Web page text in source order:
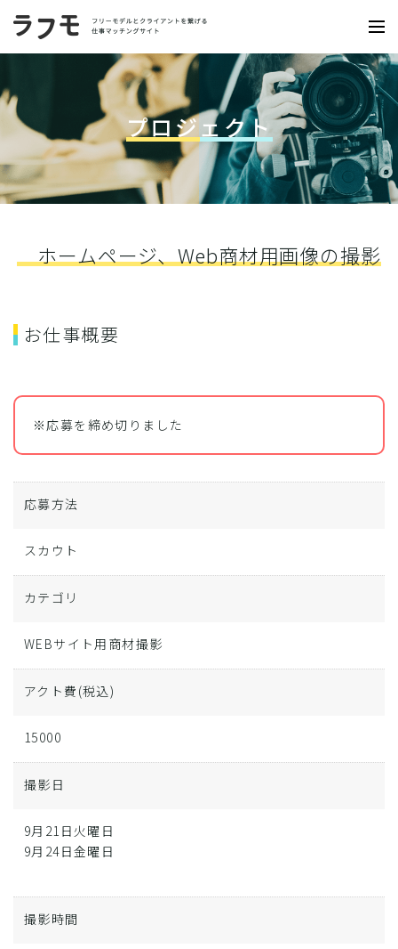
プロジェクト
ホームページ、Web商材用画像の撮影
お仕事概要
※応募を締め切りました
応募方法
スカウト
カテゴリ
WEBサイト用商材撮影
アクト費 (税込)
15000
撮影日
9月21日火曜日
9月24日金曜日
撮影時間